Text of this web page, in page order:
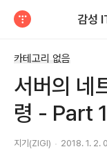
감성
카테고리 없음
서버의 네
령 - Part
지기(ZIGI) 2018. 1. 2.